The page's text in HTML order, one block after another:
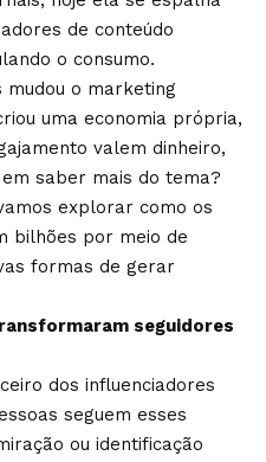
de conteúdo
o consumo.
mudou o marketing
uma economia própria,
valem dinheiro,
saber mais do tema?
explorar como os
bilhões por meio de
formas de gerar
seguidores
dos influenciadores
seguem esses
ou identificação